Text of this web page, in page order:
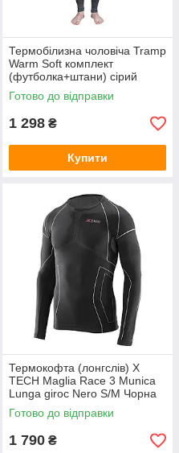
Термобілизна чоловіча Tramp
Warm Soft комплект
(футболка+штани) сірий
UTRUM-019-grey, UTRUM-
019-grey-S/M
Готово до відправки
1 298 ₴
Купити
Термокофта (лонгслів) X
TECH Maglia Race 3 Munica
Lunga giroc Nero S/M Чорна
Готово до відправки
1 790 ₴